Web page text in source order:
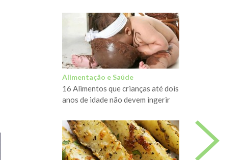
Alimentação e Saúde
16 Alimentos que crianças até dois
anos de idade não devem ingerir